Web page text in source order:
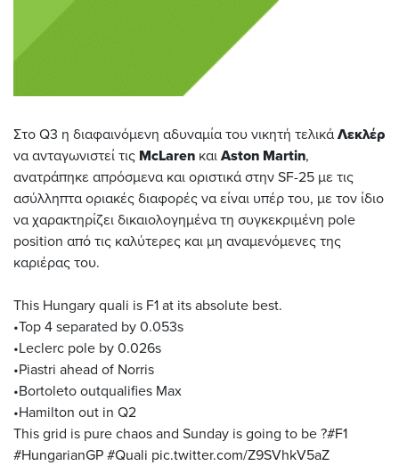
Στο Q3 η διαφαινόμενη αδυναμία του νικητή τελικά Λεκλέρ
να ανταγωνιστεί τις McLaren και Aston Martin,
ανατράπηκε απρόσμενα και οριστικά στην SF-25 με τις
ασύλληπτα οριακές διαφορές να είναι υπέρ του, με τον ίδιο
να χαρακτηρίζει δικαιολογημένα τη συγκεκριμένη pole
position από τις καλύτερες και μη αναμενόμενες της
καριέρας του.
This Hungary quali is F1 at its absolute best.
•Top 4 separated by 0.053s
•Leclerc pole by 0.026s
•Piastri ahead of Norris
•Bortoleto outqualifies Max
•Hamilton out in Q2
This grid is pure chaos and Sunday is going to be ?#F1
#HungarianGP #Quali pic.twitter.com/Z9SVhkV5aZ